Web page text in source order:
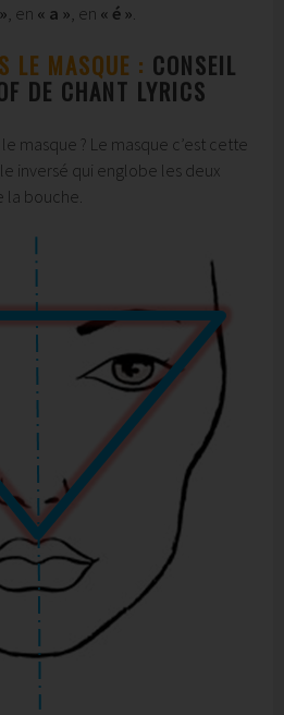
, en « a », en « é ».
LE MASQUE : CONSEIL
DE CHANT LYRICS
masque ? Le masque c’est cette
inversé qui englobe les deux
la bouche.